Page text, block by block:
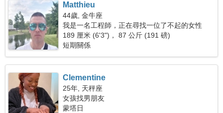
Matthieu
44歲, 金牛座
我是一名工程師，正在尋找一位了不起的女性
189 厘米 (6'3")， 87 公斤 (191 磅)
短期關係
Clementine
25年, 天秤座
女孩找男朋友
蒙塔日